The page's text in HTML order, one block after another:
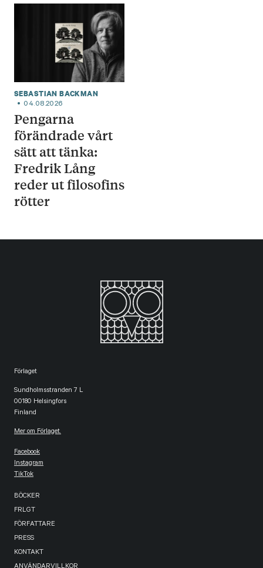
SEBASTIAN BACKMAN
04.08.2026
Pengarna
förändrade vårt
sätt att tänka:
Fredrik Lång
reder ut filosofins
rötter
Förlaget
Sundholmsstranden 7 L
00180 Helsingfors
Finland
Mer om Förlaget.
Facebook
Instagram
TikTok
BÖCKER
FRLGT
FÖRFATTARE
PRESS
KONTAKT